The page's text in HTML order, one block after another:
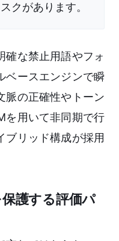
クがあります。
確な禁止用語やフォ
ベースエンジンで瞬
脈の正確性やトーン
を用いて非同期で行
ブリッド構成が採用
護する評価パ